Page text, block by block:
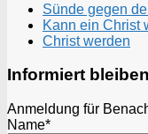
Sünde gegen
Kann ein Christ
Christ werden
Informiert
Anmeldung für
Name*